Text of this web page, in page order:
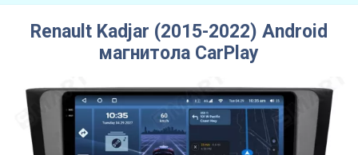
Renault Kadjar (2015-2022) Android
магнитола CarPlay